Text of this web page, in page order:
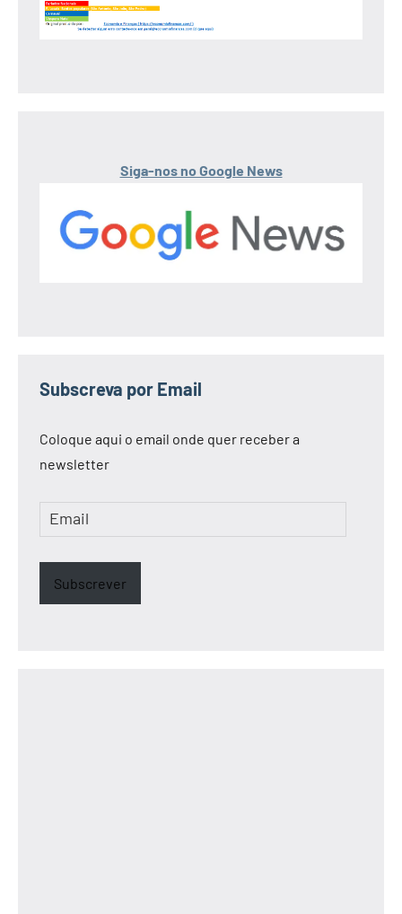
Siga-nos no Google News
Subscreva por Email
Coloque aqui o email onde quer receber a
newsletter
Email
Subscrever